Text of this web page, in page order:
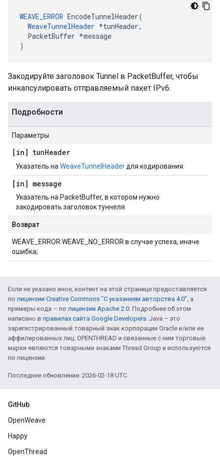
WEAVE_ERROR EncodeTunnelHeader(
WeaveTunnelHeader *tunHeader,
  PacketBuffer *message
)
Закодируйте заголовок Tunnel в PacketBuffer, чтобы
инкапсулировать отправляемый пакет IPv6.
Подробности
Параметры
[in] tunHeader
Указатель на WeaveTunnelHeader для кодирования.
[in] message
Указатель на PacketBuffer, в котором нужно
закодировать заголовок туннеля.
Возврат
WEAVE_ERROR WEAVE_NO_ERROR в случае успеха, иначе
ошибка;
Если не указано иное, контент на этой странице предоставляется
по лицензии Creative Commons "С указанием авторства 4.0", а
примеры кода – по лицензии Apache 2.0. Подробнее об этом
написано в правилах сайта Google Developers. Java – это
зарегистрированный товарный знак корпорации Oracle и/или ее
аффилированных лиц. OPENTHREAD и связанные с ним торговые
марки являются товарными знаками Thread Group и используются
по лицензии.
Последнее обновление: 2026-02-18 UTC.
GitHub
OpenWeave
Happy
OpenThread